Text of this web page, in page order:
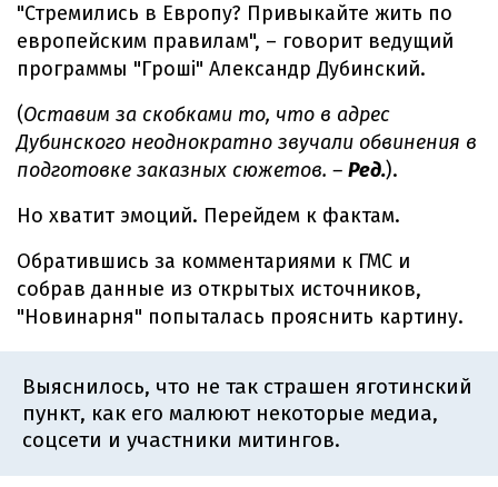
"Стремились в Европу? Привыкайте жить по
европейским правилам", – говорит ведущий
программы "Гроші" Александр Дубинский.
(Оставим за скобками то, что в адрес
Дубинского неоднократно звучали обвинения в
подготовке заказных сюжетов. – Ред.).
Но хватит эмоций. Перейдем к фактам.
Обратившись за комментариями к ГМС и
собрав данные из открытых источников,
"Новинарня" попыталась прояснить картину.
Выяснилось, что не так страшен яготинский
пункт, как его малюют некоторые медиа,
соцсети и участники митингов.